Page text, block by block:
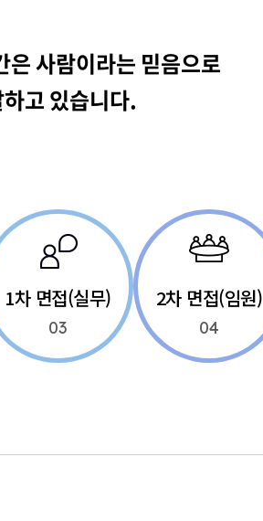
사람이라는 믿음으로
고 있습니다.
1차 면접(실무)
03
2차 면접(임원)
04